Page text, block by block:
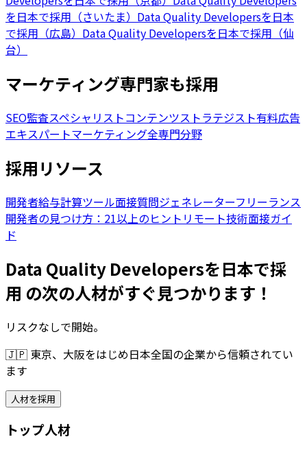
を日本で採用（さいたま） Data Quality Developersを日本
で採用（広島） Data Quality Developersを日本で採用（仙
台）
マーケティング専門家も採用
SEO監査スペシャリストコンテンツストラテジスト有料広告
エキスパートマーケティング全専門分野
採用リソース
開発者給与計算ツール面接質問ジェネレーターフリーランス
開発者の見つけ方：21以上のヒント リモート技術面接ガイ
ド
Data Quality Developersを日本で採
用 の次の人材がすぐ見つかります！
リスクなしで開始。
🇯🇵 東京、大阪をはじめ日本全国の企業から信頼されてい
ます
人材を採用
トップ人材